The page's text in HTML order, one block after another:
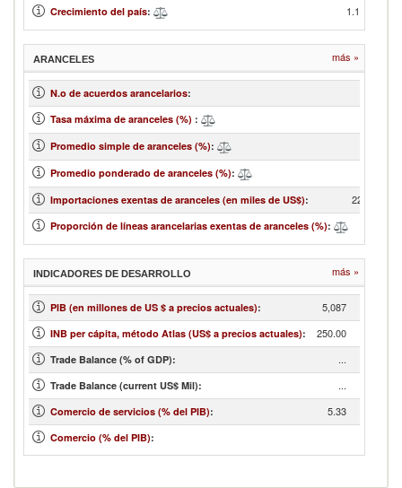
Crecimiento del país: 1.14
ARANCELES más »
N.o de acuerdos arancelarios:
Tasa máxima de aranceles (%) :
Promedio simple de aranceles (%):
Promedio ponderado de aranceles (%):
Importaciones exentas de aranceles (en miles de US$): 223,332.48
Proporción de líneas arancelarias exentas de aranceles (%):
INDICADORES DE DESARROLLO más »
PIB (en millones de US $ a precios actuales): 5,087
INB per cápita, método Atlas (US$ a precios actuales): 250.00
Trade Balance (% of GDP): ...
Trade Balance (current US$ Mil): ...
Comercio de servicios (% del PIB): 5.33
Comercio (% del PIB):